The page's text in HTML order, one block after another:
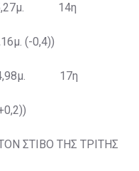
14η
(-0,4))
17η
ΣΤΙΒΟ ΤΗΣ ΤΡΙΤΗΣ